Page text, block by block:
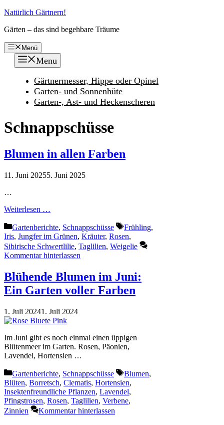
Zum
springen
Natürlich Gärtnern!
Gärten – das sind begehbare Träume
Menü
Menu
Gärtnermesser, Hippe oder Opinel
Garten- und Sonnenhüte
Garten-, Ast- und Heckenscheren
Schnappschüsse
Blumen in allen Farben
11. Juni 20255. Juni 2025
…
Weiterlesen …
Kategorien
Gartenberichte, Schnappschüsse Schlagwörter
Frühling,
Iris, Jungfer im Grünen, Kräuter, Rosen,
Sibirische Schwertlilie, Taglilien, Weigelie
Kommentar hinterlassen
Blühende Blumen im Juni:
Ein Garten voller Farben
1. Juli 20241. Juli 2024
Im Juni gibt es noch einmal einen üppigen
Blütenmeer im Garten. Rosen, Päonien,
Lavendel, Hortensien …
Kategorien
Gartenberichte, Schnappschüsse Schlagwörter
Blumen,
Blüten, Borretsch, Clematis, Hortensien,
Insektenfreundliche Pflanzen, Lavendel,
Pfingstrosen, Rosen, Taglilien, Verbene,
Zinnien
Kommentar hinterlassen